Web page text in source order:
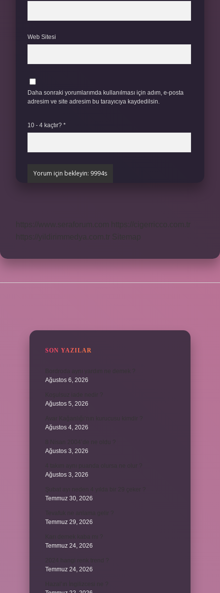
Web Sitesi
Daha sonraki yorumlarımda kullanılması için adım, e-posta
adresim ve site adresim bu tarayıcıya kaydedilsin.
10 - 4 kaçtır? *
SON YAZILAR
Ağustos 6, 2026
Ağustos 5, 2026
Ağustos 4, 2026
Ağustos 3, 2026
Ağustos 3, 2026
Temmuz 30, 2026
Temmuz 29, 2026
Temmuz 24, 2026
Temmuz 24, 2026